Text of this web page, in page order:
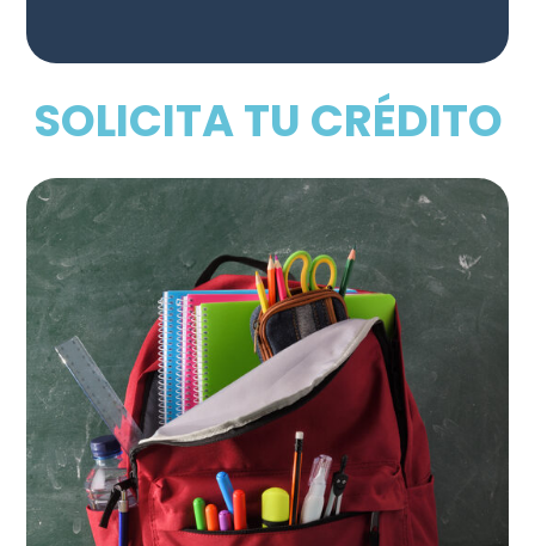
SOLICITA TU CRÉDITO